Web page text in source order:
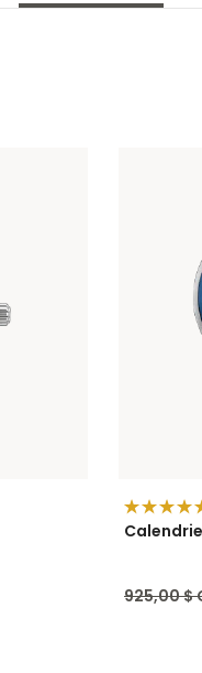
Prix
925,00 $